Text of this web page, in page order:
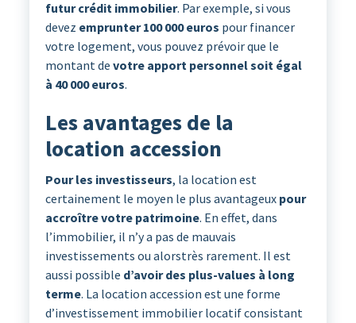
futur crédit immobilier. Par exemple, si vous
devez emprunter 100 000 euros pour financer
votre logement, vous pouvez prévoir que le
montant de votre apport personnel soit égal
à 40 000 euros.
Les avantages de la
location accession
Pour les investisseurs, la location est
certainement le moyen le plus avantageux pour
accroître votre patrimoine. En effet, dans
l’immobilier, il n’y a pas de mauvais
investissements ou alorstrès rarement. Il est
aussi possible d’avoir des plus-values à long
terme. La location accession est une forme
d’investissement immobilier locatif consistant